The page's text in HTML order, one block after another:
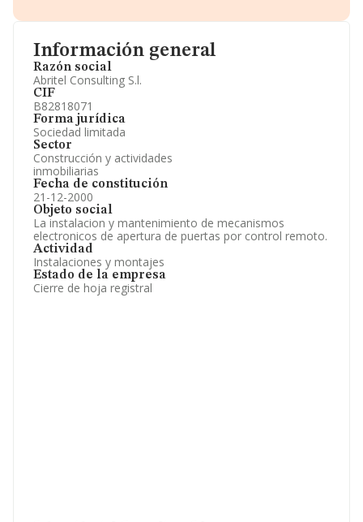
Información general
Razón social
Abritel Consulting S.l.
CIF
B82818071
Forma jurídica
Sociedad limitada
Sector
Construcción y actividades
inmobiliarias
Fecha de constitución
21-12-2000
Objeto social
La instalacion y mantenimiento de mecanismos
electronicos de apertura de puertas por control remoto.
Actividad
Instalaciones y montajes
Estado de la empresa
Cierre de hoja registral
Información oficial y registral complementaria.